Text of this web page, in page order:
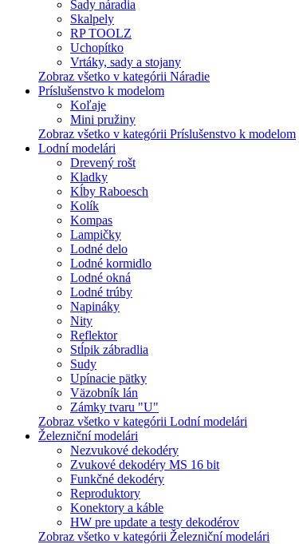
Sady náradia
Skalpely
RP TOOLZ
Uchopítko
Vrtáky, sady a stojany
Zobraz všetko v kategórii Náradie
Príslušenstvo k modelom
Koľaje
Mini pružiny
Zobraz všetko v kategórii Príslušenstvo k modelom
Lodní modelári
Drevený rošt
Kladky
Kĺby Raboesch
Kolík
Kompas
Lampičky
Lodné delo
Lodné kormidlo
Lodné okná
Lodné trúby
Napináky
Nity
Reflektor
Stĺpik zábradlia
Sudy
Upínacie pätky
Väzobník lán
Zámky tvaru "U"
Zobraz všetko v kategórii Lodní modelári
Železniční modelári
Nezvukové dekodéry
Zvukové dekodéry MS 16 bit
Funkčné dekodéry
Reproduktory
Konektory a káble
HW pre update a testy dekodérov
Zobraz všetko v kategórii Železniční modelári